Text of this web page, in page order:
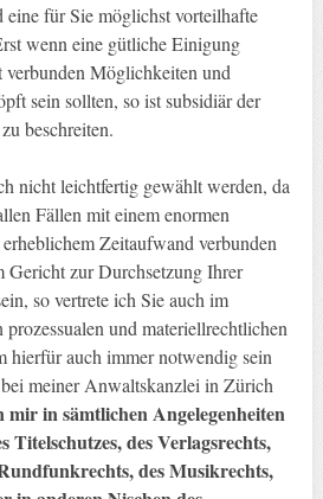
eine für Sie möglichst vorteilhafte
wenn eine gütliche Einigung
verbunden Möglichkeiten und
sein sollten, so ist subsidiär der
beschreiten.
nicht leichtfertig gewählt werden, da
Fällen mit einem enormen
Zeitaufwand verbunden
Gericht zur Durchsetzung Ihrer
so vertrete ich Sie auch im
und materiellrechtlichen
hierfür auch immer notwendig sein
meiner Anwaltskanzlei in Zürich
mir in sämtlichen Angelegenheiten
Titelschutzes, des Verlagsrechts,
des Musikrechts,